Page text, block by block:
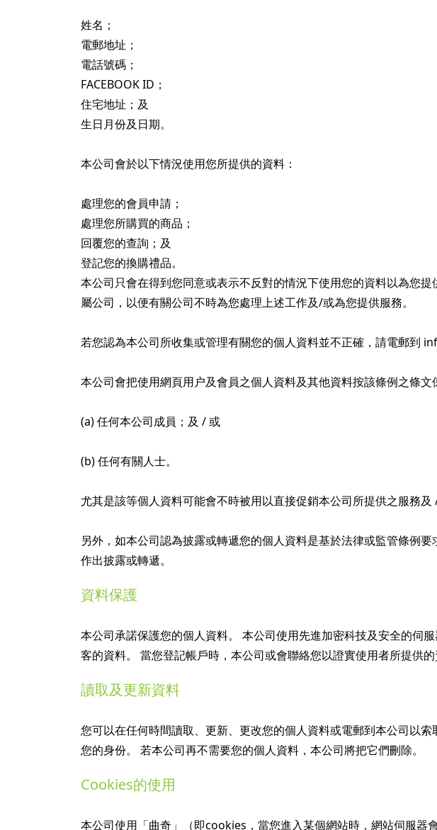
姓名；
電郵地址；
電話號碼；
FACEBOOK ID；
住宅地址；及
生日月份及日期。
本公司會於以下情況使用您所提供的資料：
處理您的會員申請；
處理您所購買的商品；
回覆您的查詢；及
登記您的換購禮品。
本公司只會在得到您同意或表示不反對的情況下使用您的資料以為您
屬公司，以便有關公司不時為您處理上述工作及/或為您提供服務。
若您認為本公司所收集或管理有關您的個人資料並不正確，請電郵到
本公司會把使用網頁用户及會員之個人資料及其他資料按該條例之條
(a) 任何本公司成員；及 / 或
(b) 任何有關人士。
尤其是該等個人資料可能會不時被用以直接促銷本公司所提供之服務
另外，如本公司認為披露或轉遞您的個人資料是基於法律或監管條例
作出披露或轉遞。
資料保護
本公司承諾保護您的個人資料。 本公司使用先進加密科技及安全的伺
客的資料。 當您登記帳戶時，本公司或會聯絡您以證實使用者所提供的
讀取及更新資料
您可以在任何時間讀取、更新、更改您的個人資料或電郵到本公司以
您的身份。 若本公司再不需要您的個人資料，本公司將把它們刪除。
Cookies的使用
本公司使用「曲奇」（即cookies，當您進入某個網站時，網站伺服器